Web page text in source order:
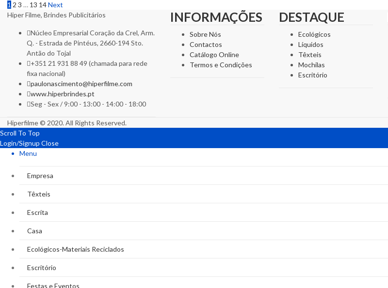
1 2 3 … 13 14Next
Hiper Filme, Brindes Publicitários
Núcleo Empresarial Coração da Crel, Arm.
Q. - Estrada de Pintéus, 2660-194 Sto.
Antão do Tojal
+351 21 931 88 49 (chamada para rede
fixa nacional)
paulonascimento@hiperfilme.com
www.hiperbrindes.pt
Seg - Sex / 9:00 - 13:00 - 14:00 - 18:00
INFORMAÇÕES
Sobre Nós
Contactos
Catálogo Online
Termos e Condições
DESTAQUE
Ecológicos
Líquidos
Têxteis
Mochilas
Escritório
Hiperfilme © 2020. All Rights Reserved.
Scroll To Top
Login/Signup Close
Menu
Empresa
Têxteis
Escrita
Casa
Ecológicos-Materiais Reciclados
Escritório
Festas e Eventos